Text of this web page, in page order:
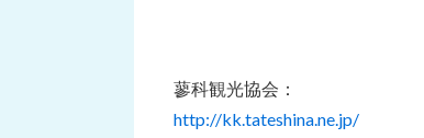
蓼科観光協会：
http://kk.tateshina.ne.jp/